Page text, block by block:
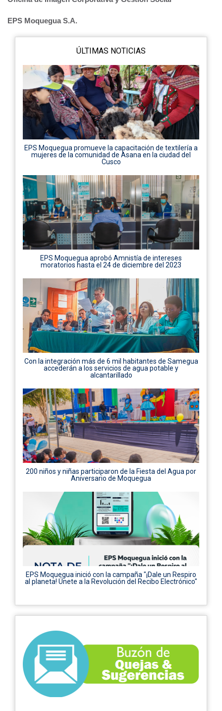
EPS Moquegua S.A.
ÚLTIMAS NOTICIAS
EPS Moquegua promueve la capacitación de textilería a
mujeres de la comunidad de Asana en la ciudad del
Cusco
EPS Moquegua aprobó Amnistía de intereses
moratorios hasta el 24 de diciembre del 2023
Con la integración más de 6 mil habitantes de Samegua
accederán a los servicios de agua potable y
alcantarillado
200 niños y niñas participaron de la Fiesta del Agua por
Aniversario de Moquegua
EPS Moquegua inició con la campaña "¡Dale un Respiro
al planeta! Únete a la Revolución del Recibo Electrónico"